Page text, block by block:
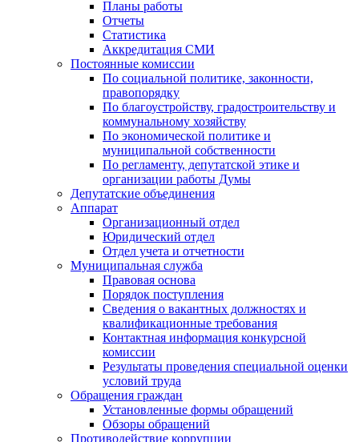
Планы работы
Отчеты
Статистика
Аккредитация СМИ
Постоянные комиссии
По социальной политике, законности,
правопорядку
По благоустройству, градостроительству и
коммунальному хозяйству
По экономической политике и
муниципальной собственности
По регламенту, депутатской этике и
организации работы Думы
Депутатские объединения
Аппарат
Организационный отдел
Юридический отдел
Отдел учета и отчетности
Муниципальная служба
Правовая основа
Порядок поступления
Сведения о вакантных должностях и
квалификационные требования
Контактная информация конкурсной
комиссии
Результаты проведения специальной оценки
условий труда
Обращения граждан
Установленные формы обращений
Обзоры обращений
Противодействие коррупции